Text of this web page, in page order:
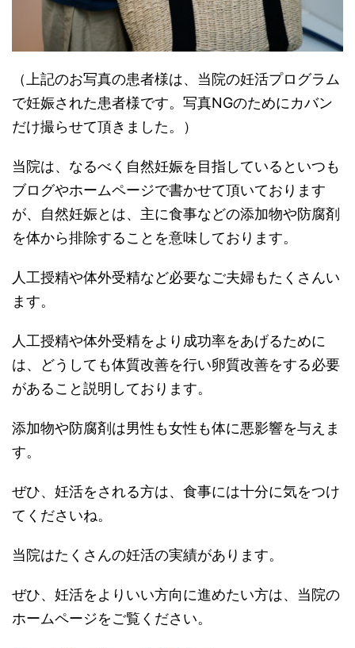
（上記のお写真の患者様は、当院の妊活プログラム
で妊娠された患者様です。写真NGのためにカバン
だけ撮らせて頂きました。）
当院は、なるべく自然妊娠を目指しているといつも
ブログやホームページで書かせて頂いております
が、自然妊娠とは、主に食事などの添加物や防腐剤
を体から排除することを意味しております。
人工授精や体外受精など必要なご夫婦もたくさんい
ます。
人工授精や体外受精をより成功率をあげるために
は、どうしても体質改善を行い卵質改善をする必要
があること説明しております。
添加物や防腐剤は男性も女性も体に悪影響を与えま
す。
ぜひ、妊活をされる方は、食事には十分に気をつけ
てくださいね。
当院はたくさんの妊活の実績があります。
ぜひ、妊活をよりいい方向に進めたい方は、当院の
ホームページをご覧ください。